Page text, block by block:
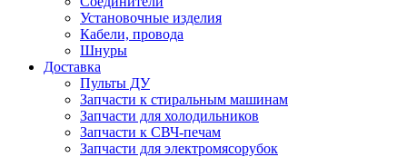
Установочные изделия
Кабели, провода
Шнуры
Доставка
Пульты ДУ
Запчасти к стиральным машинам
Запчасти для холодильников
Запчасти к СВЧ-печам
Запчасти для электромясорубок